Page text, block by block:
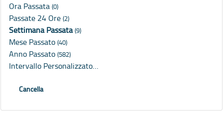
Ora Passata (0)
Passate 24 Ore (2)
Settimana Passata(9)
Mese Passato (40)
Anno Passato (582)
Intervallo Personalizzato…
Cancella